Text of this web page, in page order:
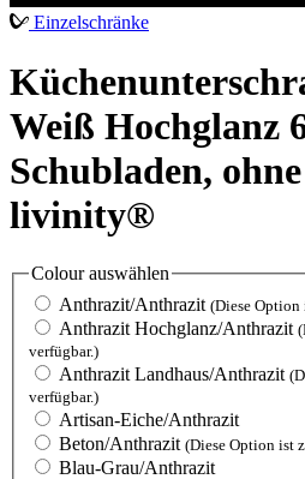
Einzelschränke
Weiß Hochglanz
Schubladen,
livinity®
Colourauswählen
Anthrazit/Anthrazit (Diese
Anthrazit Hochglanz/Anthrazit
verfügbar.)
Anthrazit Landhaus/Anthrazit
verfügbar.)
Artisan-Eiche/Anthrazit
Beton/Anthrazit (Diese Option ist
Blau-Grau/Anthrazit